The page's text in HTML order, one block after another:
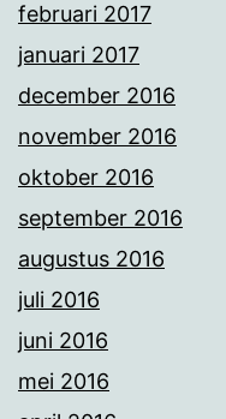
februari 2017
januari 2017
december 2016
november 2016
oktober 2016
september 2016
augustus 2016
juli 2016
juni 2016
mei 2016